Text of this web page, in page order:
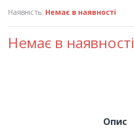
Наявність: Немає в наявності
Немає в наявності
Опис